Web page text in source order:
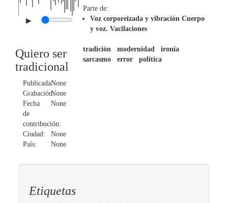
▶
Quiero ser
tradicional
Publicada:None
Grabación:None
Fecha
de
contribución:
None
Ciudad:
None
País:
None
Parte de:
Voz corporeizada y vibración Cuerpo
y voz. Vacilaciones
tradición modernidad
ironía
sarcasmo
error política
Etiquetas